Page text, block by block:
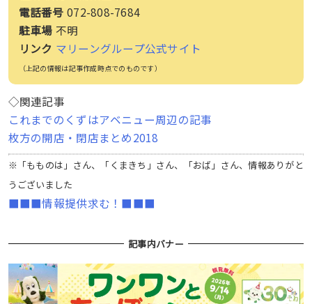
電話番号 072-808-7684
駐車場 不明
リンク マリーングループ公式サイト
（上記の情報は記事作成時点でのものです）
◇関連記事
これまでのくずはアベニュー周辺の記事
枚方の開店・閉店まとめ2018
※「もものは」さん、「くまきち」さん、「おば」さん、情報ありがと
うございました
■■■情報提供求む！■■■
記事内バナー